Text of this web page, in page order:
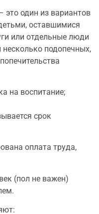
это один из вариантов
оставшимися
или отдельные люди
подопечных,
на воспитание;
срок
оплата труда,
(пол не важен)